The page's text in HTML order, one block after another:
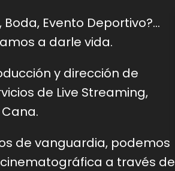
Evento Deportivo?…
a darle vida.
y dirección de
de Live Streaming,
de vanguardia, podemos
cinematográfica a través de